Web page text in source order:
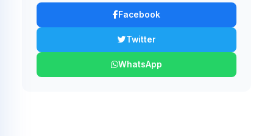
Facebook
Twitter
WhatsApp